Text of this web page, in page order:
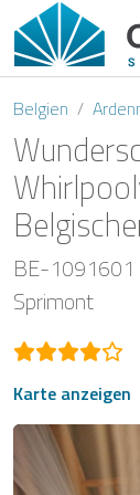
DE
Frühstück
Gutscheine
Belgien
BE-1091601
Sprimont
Karte anzeigen